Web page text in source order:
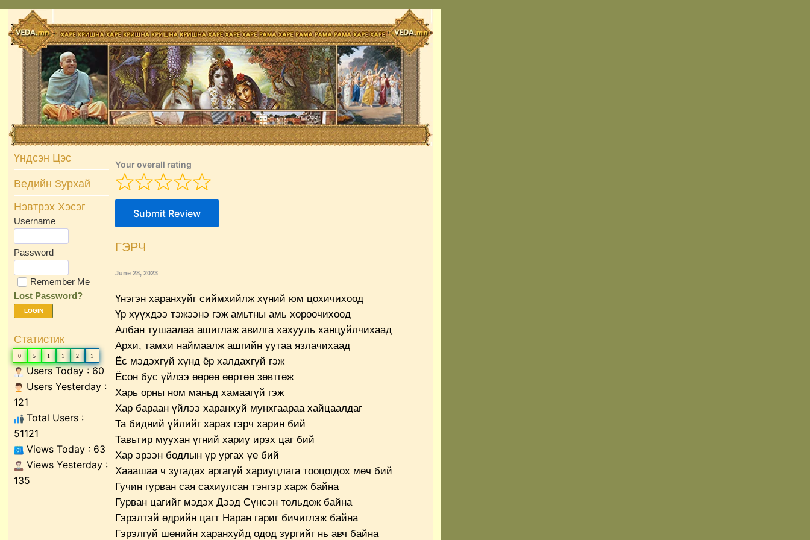
Skip
content
Үндсэн Цэс
Ведийн Зурхай
Нэвтрэх Хэсэг
Username
Password
Remember Me
Lost Password?
LOGIN
Статистик
0 5 1 1 2 1
Users Today : 60
Users Yesterday :
121
Total Users :
51121
Views Today : 63
Views Yesterday :
135
Your overall rating
Submit Review
ГЭРЧ
June 28, 2023
Үнэгэн харанхуйг сиймхийлж хүний юм цохичихоод
Үр хүүхдээ тэжээнэ гэж амьтны амь хороочихоод
Албан тушаалаа ашиглаж авилга хахууль ханцуйлчихаад
Архи, тамхи наймаалж ашгийн уутаа язлачихаад
Ёс мэдэхгүй хүнд ёр халдахгүй гэж
Ёсон бус үйлээ өөрөө өөртөө зөвтгөж
Харь орны ном маньд хамаагүй гэж
Хар бараан үйлээ харанхуй мунхгаараа хайцаалдаг
Та бидний үйлийг харах гэрч харин бий
Тавьтир муухан үгний хариу ирэх цаг бий
Хар эрээн бодлын үр ургах үе бий
Хааашаа ч зугадах аргагүй хариуцлага тооцогдох мөч бий
Гучин гурван сая сахиулсан тэнгэр харж байна
Гурван цагийг мэдэх Дээд Сүнсэн тольдож байна
Гэрэлтэй өдрийн цагт Наран гариг бичиглэж байна
Гэрэлгүй шөнийн харанхуйд одод зургийг нь авч байна